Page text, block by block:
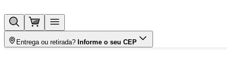
Entrega ou retirada? Informe o seu CEP